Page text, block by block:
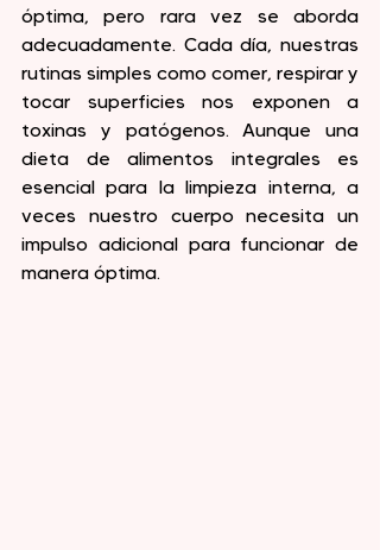
óptima, pero rara vez se aborda
adecuadamente. Cada día, nuestras
rutinas simples como comer, respirar y
tocar superficies nos exponen a
toxinas y patógenos. Aunque una
dieta de alimentos integrales es
esencial para la limpieza interna, a
veces nuestro cuerpo necesita un
impulso adicional para funcionar de
manera óptima.